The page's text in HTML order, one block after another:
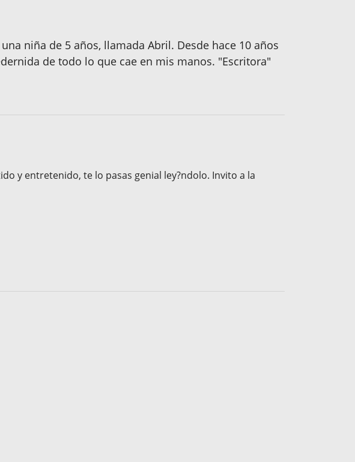
niña de 5 años, llamada Abril. Desde hace 10 años
de todo lo que cae en mis manos. "Escritora"
y entretenido, te lo pasas genial ley?ndolo. Invito a la